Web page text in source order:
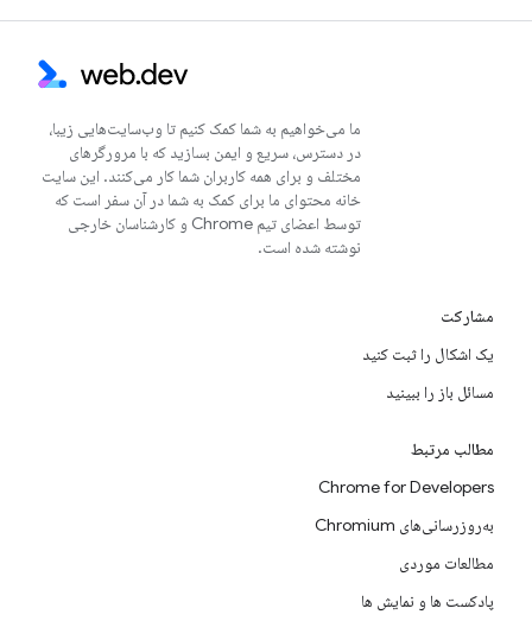
ما می‌خواهیم به شما کمک کنیم تا وب‌سایت‌هایی زیبا،
در دسترس، سریع و ایمن بسازید که با مرورگرهای
مختلف و برای همه کاربران شما کار می‌کنند. این سایت
خانه محتوای ما برای کمک به شما در آن سفر است که
توسط اعضای تیم Chrome و کارشناسان خارجی
نوشته شده است.
مشارکت
یک اشکال را ثبت کنید
مسائل باز را ببینید
مطالب مرتبط
Chrome for Developers
به‌روزرسانی‌های Chromium
مطالعات موردی
پادکست ها و نمایش ها